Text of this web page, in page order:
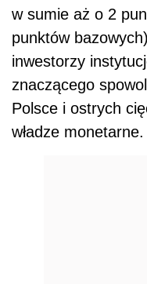
w sumie aż o 2
punktów
inwestorzy
znaczącego
Polsce i ostrych
władze monetarne.